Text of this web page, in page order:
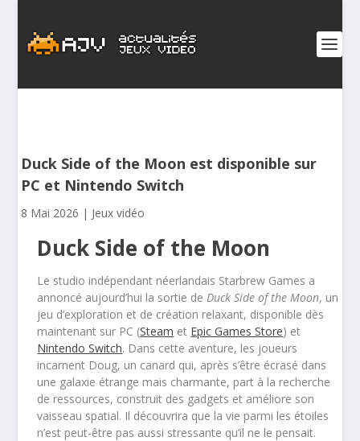
Duck Side of the Moon est disponible sur
PC et Nintendo Switch
8 Mai 2026 | Jeux vidéo
Duck Side of the Moon
Le studio indépendant néerlandais Starbrew Games a
annoncé aujourd’hui la sortie deDuck Side of the Moon, un
jeu d’exploration et de création relaxant, disponible dès
maintenant sur PC (Steam et Epic Games Store) et
Nintendo Switch. Dans cette aventure, les joueurs
incarnent Doug, un canard qui, après s’être écrasé dans
une galaxie étrange mais charmante, part à la recherche
de ressources, construit des gadgets et améliore son
vaisseau spatial. Il découvrira que la vie parmi les étoiles
n’est peut-être pas aussi stressante qu’il ne le pensait.